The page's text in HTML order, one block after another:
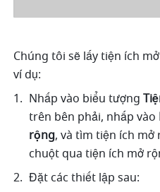
Chúng tôi sẽ lấy tiện ích
ví dụ:
Nhấp vào biểu tượng
trên bên phải, nhấp vào
rộng, và tìm tiện ích
chuột qua tiện ích mở
Đặt các thiết lập sau: